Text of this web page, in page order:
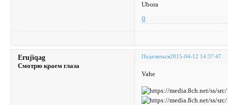
Ubora
0
Поделиться2015-04-12 14:37:47
Erujiqag
Смотрю краем глаза
Vahe